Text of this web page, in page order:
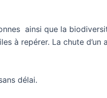
ainsi que la
à repérer. La chute d’un
délai.